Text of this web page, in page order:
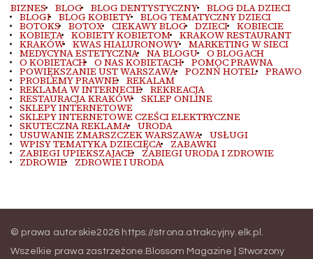
BIZNES BLOG BLOG DENTYSTYCZNY BLOG DLA DZIECI
BLOGI BLOG KOBIETY BLOG TEMATYCZNY DZIECI
BOTOKS BOTOX CIEKAWY BLOG DZIECI KOBIECIE
KOBIETA KOBIETY KOBIETOM KRAKOW RESTAURANT
KRAKÓW KWAS HIALURONOWY MARKETING W SIECI
MEDYCYNA ESTETYCZNA NA BLOGU O BLOGACH
O KOBIETACH O NAS KOBIETACH POMOC PRAWNA
POWIĘKSZANIE UST WARSZAWA POZNŃ HOTEL PRAWO
PROBLEMY PRAWNE REKALAM
REKLAMA W INTERNECIE REKREACJA
RESTAURACJA KRAKÓW SKLEP ONLINE
SKLEPY INTERNETOWE
SKLEPY INTERNETOWE CZEŚCI ELEKTRYCZNE
SKUTECZNA REKLAMA URODA
USUWANIE ZMARSZCZEK WARSZAWA USŁUGI
WPISY TEMATYKA DZIECIĘCA ZABAWKI
ZABIEGI UPIEKSZAJACE ZABIEGI URODA I ZDROWIE
ZDROWIE ZDROWIE I URODA
© prawa autorskie2026 https://strona.atrakcyjny.elk.pl .
Wszelkie prawa zastrzeżone.Blossom Magazine | Stworzony